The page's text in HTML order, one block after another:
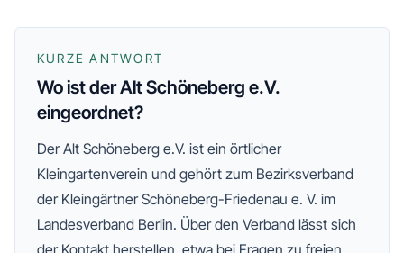
KURZE ANTWORT
Wo ist der Alt Schöneberg e.V.
eingeordnet?
DerAlt Schöneberg e.V. ist ein örtlicher
Kleingartenverein und gehört zum Bezirksverband
der Kleingärtner Schöneberg-Friedenau e. V. im
Landesverband Berlin. Über den Verband lässt sich
der Kontakt herstellen, etwa bei Fragen zu freien